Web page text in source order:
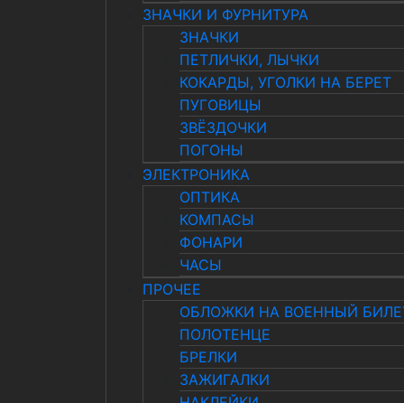
ЗНАЧКИ И ФУРНИТУРА
ЗНАЧКИ
ПЕТЛИЧКИ, ЛЫЧКИ
КОКАРДЫ, УГОЛКИ НА БЕРЕТ
ПУГОВИЦЫ
ЗВЁЗДОЧКИ
ПОГОНЫ
ЭЛЕКТРОНИКА
ОПТИКА
КОМПАСЫ
ФОНАРИ
ЧАСЫ
ПРОЧЕЕ
ОБЛОЖКИ НА ВОЕННЫЙ
ПОЛОТЕНЦЕ
БРЕЛКИ
ЗАЖИГАЛКИ